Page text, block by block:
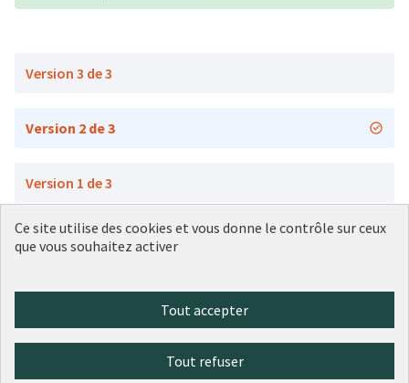
Version 3 de 3
Version 2 de 3
Version 1 de 3
(Lien externe)
(Lien externe)
(Lien externe)
(Lien externe)
(Lien externe)
Ce site utilise des cookies et vous donne le contrôle sur ceux
que vous souhaitez activer
Tout accepter
Tout refuser